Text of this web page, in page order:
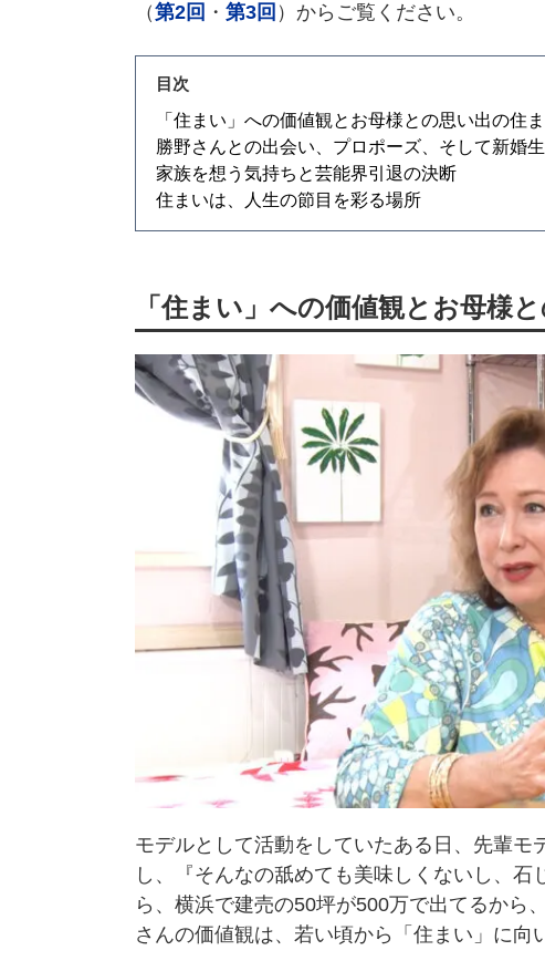
（第2回 ・ 第3回 ）からご覧ください。
目次
「住まい」への価値観とお母様との思い出の住
勝野さんとの出会い、プロポーズ、そして新婚
家族を想う気持ちと芸能界引退の決断
住まいは、人生の節目を彩る場所
「住まい」への価値観とお母様
モデルとして活動をしていたある日、先輩
し、『そんなの舐めても美味しくないし、
ら、横浜で建売の50坪が500万で出てるから
さんの価値観は、若い頃から「住まい」に向